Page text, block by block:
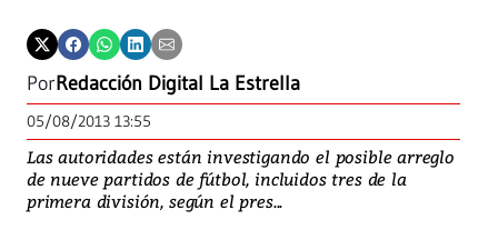
PorRedacción Digital La Estrella
05/08/2013 13:55
Las autoridades están investigando el posible arreglo
de nueve partidos de fútbol, incluidos tres de la
primera división, según el pres...